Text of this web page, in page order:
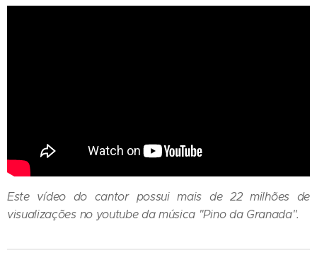
Este vídeo do cantor possui mais de 22 milhões de
visualizações no youtube da música "Pino da Granada".